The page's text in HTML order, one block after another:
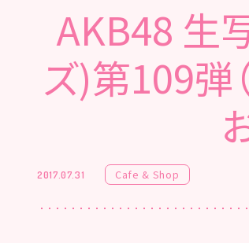
AKB48 生
ズ)第109弾
2017.07.31 Cafe & Shop